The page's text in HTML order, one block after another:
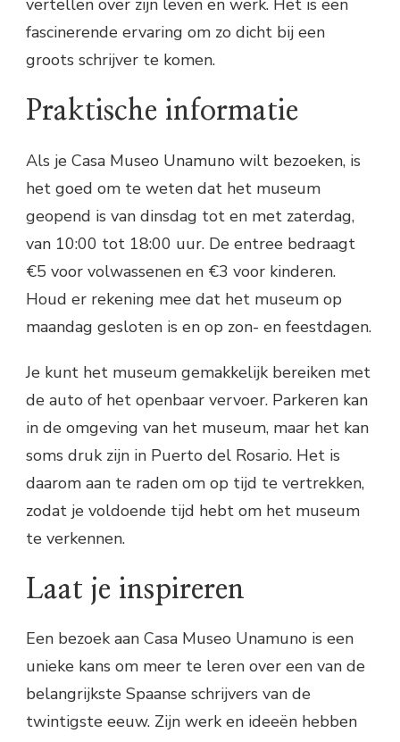
vertellen over zijn leven en werk. Het is een
fascinerende ervaring om zo dicht bij een
groots schrijver te komen.
Praktische informatie
Als je Casa Museo Unamuno wilt bezoeken, is
het goed om te weten dat het museum
geopend is van dinsdag tot en met zaterdag,
van 10:00 tot 18:00 uur. De entree bedraagt
€5 voor volwassenen en €3 voor kinderen.
Houd er rekening mee dat het museum op
maandag gesloten is en op zon- en feestdagen.
Je kunt het museum gemakkelijk bereiken met
de auto of het openbaar vervoer. Parkeren kan
in de omgeving van het museum, maar het kan
soms druk zijn in Puerto del Rosario. Het is
daarom aan te raden om op tijd te vertrekken,
zodat je voldoende tijd hebt om het museum
te verkennen.
Laat je inspireren
Een bezoek aan Casa Museo Unamuno is een
unieke kans om meer te leren over een van de
belangrijkste Spaanse schrijvers van de
twintigste eeuw. Zijn werk en ideeën hebben